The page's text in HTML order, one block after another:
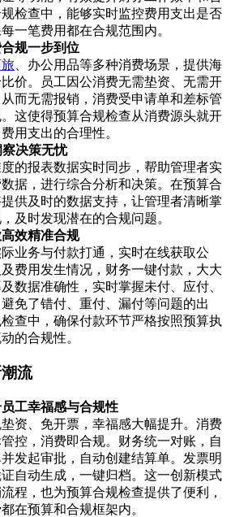
检查中，能够实时监控费用支出是否
一笔费用都在合规范围内。
规一步到位
、办公用品等多种消费场景，提供海
价。员工因公消费无需垫资、无需开
而无需报销，消费受申请单和差标管
这使得预算合规检查从消费源头就开
用支出的合理性。
决策无忧
的报表数据实时同步，帮助管理者实
据，进行综合分析和决策。在预算合
供及时的数据支持，让管理者清晰掌
及时发现潜在的合规问题。
效精准合规
业务与付款打通，实时在线获取公
费用发生情况，财务一键付款，大大
数据准确性，实时掌握未付、应付、
免了错付、重付、漏付等问题的出
查中，确保付款环节严格按照预算执
的合规性。
流
工幸福感与合规性
资、免开票，幸福感大幅提升。消费
控，消费即合规。财务统一对账，自
发起审批，自动创建结算单。发票明
自动生成，一键归档。这一创新模式
程，也为预算合规检查提供了便利，
在预算和合规框架内。